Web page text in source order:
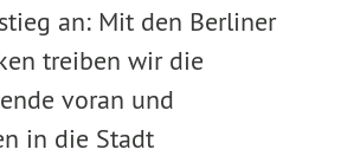
an: Mit den Berliner
treiben wir die
voran und
in die Stadt